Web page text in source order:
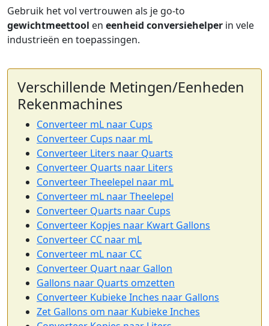
Gebruik het vol vertrouwen als je go-to
gewichtmeettool en eenheid conversiehelper in vele
industrieën en toepassingen.
Verschillende Metingen/Eenheden
Rekenmachines
Converteer mL naar Cups
Converteer Cups naar mL
Converteer Liters naar Quarts
Converteer Quarts naar Liters
Converteer Theelepel naar mL
Converteer mL naar Theelepel
Converteer Quarts naar Cups
Converteer Kopjes naar Kwart Gallons
Converteer CC naar mL
Converteer mL naar CC
Converteer Quart naar Gallon
Gallons naar Quarts omzetten
Converteer Kubieke Inches naar Gallons
Zet Gallons om naar Kubieke Inches